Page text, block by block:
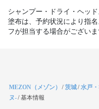
シャンプー・ドライ・ヘッ
塗布は、予約状況により指
フが担当する場合がございま
MEZON（メゾン） /茨城/水戸
ヌ-/基本情報